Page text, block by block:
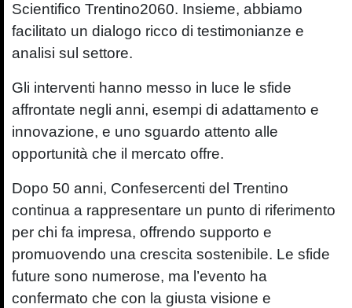
Scientifico Trentino2060. Insieme, abbiamo
facilitato un dialogo ricco di testimonianze e
analisi sul settore.
Gli interventi hanno messo in luce le sfide
affrontate negli anni, esempi di adattamento e
innovazione, e uno sguardo attento alle
opportunità che il mercato offre.
Dopo 50 anni, Confesercenti del Trentino
continua a rappresentare un punto di riferimento
per chi fa impresa, offrendo supporto e
promuovendo una crescita sostenibile. Le sfide
future sono numerose, ma l’evento ha
confermato che con la giusta visione e